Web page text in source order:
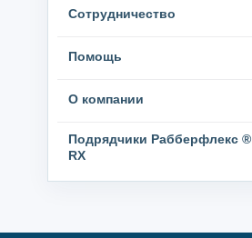
Сотрудничество
Помощь
О компании
Подрядчики Рабберфлекс ®
RX